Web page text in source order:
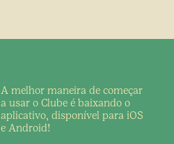
A melhor maneira de começar
a usar o Clube é baixando o
aplicativo, disponível para iOS
e Android!